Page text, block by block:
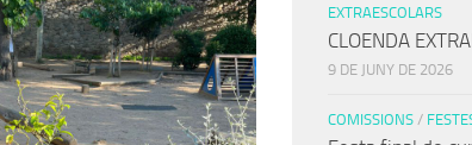
EXTRAESCOLARS
CLOENDA
9 DE JUNY DE 2026
COMISSIONS /